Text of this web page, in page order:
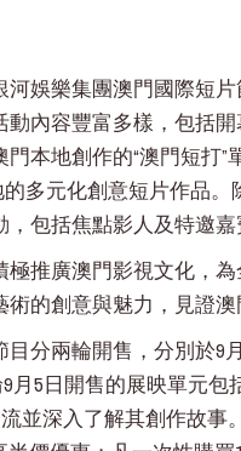
娛樂集團澳門國際短片
內容豐富多樣，包括
本地創作的“澳門短打”
的多元化創意短片作品
包括焦點影人及特邀嘉
推廣澳門影視文化，
的創意與魅力，見證澳
分兩輪開售，分別於9
月5日開售的展映單元包
並深入了解其創作故事